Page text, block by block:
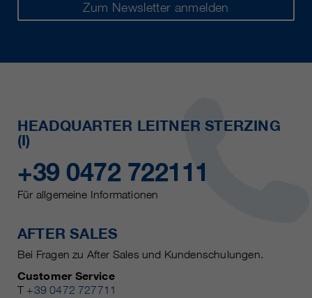
Zum Newsletter anmelden
HEADQUARTER LEITNER STERZING
(I)
+39 0472 722111
Für allgemeine Informationen
AFTER SALES
Bei Fragen zu After Sales und Kundenschulungen.
Customer Service
T +39 0472 727711